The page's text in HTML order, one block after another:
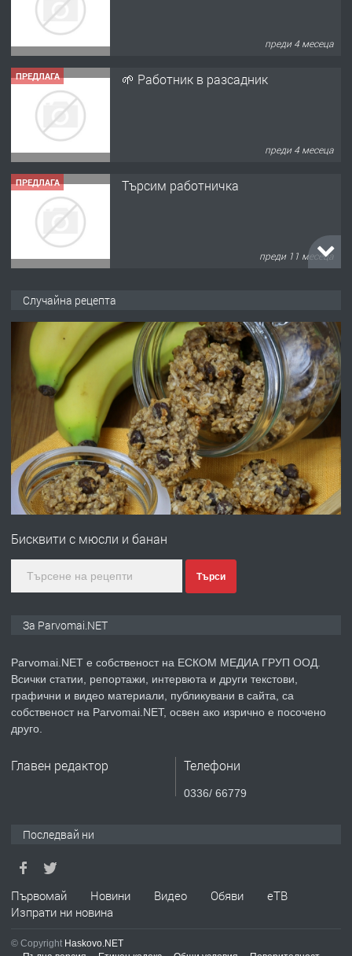
преди 4 месеца
ПРЕДЛАГА 🌱 Работник в разсадник
преди 4 месеца
ПРЕДЛАГА Търсим работничка
преди 11 месеца
преди 1 година
ПРЕДЛАГА Работа за общи работници
преди 1 година
ПРЕДЛАГА
Първи поход "По стъпките на Ангел
преди 1 година
ПРЕДЛАГА Уроци по Математика
преди 1 година
Случайна рецепта
Бисквити с мюсли и банан
Търси
За Parvomai.NET
Parvomai.NET е собственост на ЕСКОМ МЕДИА ГРУП ООД.
Всички статии, репортажи, интервюта и други текстови,
графични и видео материали, публикувани в сайта, са
собственост на Parvomai.NET, освен ако изрично е посочено
друго.
Главен редактор Телефони
0336/ 66779
Последвай ни
Първомай Новини Видео Обяви
еТВ
Изпрати ни новина
© Copyright Haskovo.NET